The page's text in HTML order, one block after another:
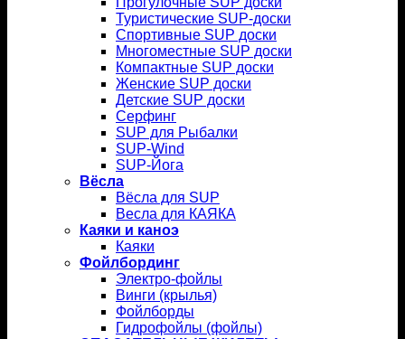
Туристические SUP-доски
Спортивные SUP доски
Многоместные SUP доски
Компактные SUP доски
Женские SUP доски
Детские SUP доски
Серфинг
SUP для Рыбалки
SUP-Wind
SUP-Йога
Вёсла
Вёсла для SUP
Весла для КАЯКА
Каяки и каноэ
Каяки
Фойлбординг
Электро-фойлы
Винги (крылья)
Фойлборды
Гидрофойлы (фойлы)